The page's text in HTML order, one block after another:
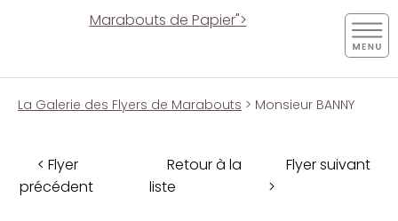
Marabouts de Papier">
La Galerie des Flyers de Marabouts > Monsieur BANNY
< Flyer
précédent
Retour à la
liste
Flyer suivant
>